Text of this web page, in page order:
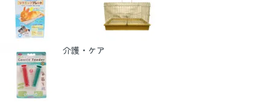
介護・ケア